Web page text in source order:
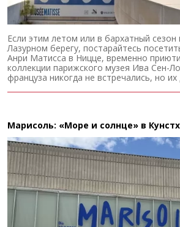
Если этим летом или в бархатный
Лазурном берегу, постарайтесь
Анри Матисса в Ницце, временно
коллекции парижского музея Ива Сен-
француза никогда не встречались, но их
Марисоль: «Море и солнце» в